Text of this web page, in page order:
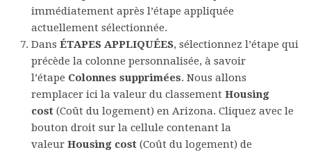
immédiatement après l’étape appliquée
actuellement sélectionnée.
Dans ÉTAPES APPLIQUÉES, sélectionnez l’étape qui
précède la colonne personnalisée, à savoir
l’étape Colonnes supprimées. Nous allons
remplacer ici la valeur du classement Housing
cost (Coût du logement) en Arizona. Cliquez avec le
bouton droit sur la cellule contenant la
valeur Housing cost (Coût du logement) de